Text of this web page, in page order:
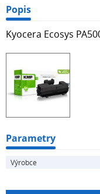
Popis
Kyocera Ecosys
Parametry
Výrobce